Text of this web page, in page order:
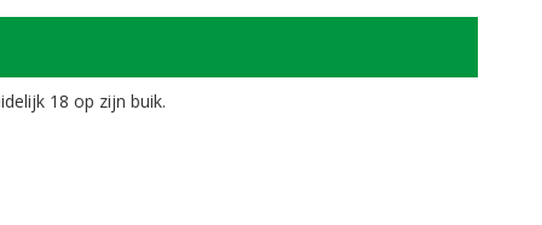
18 op zijn buik.